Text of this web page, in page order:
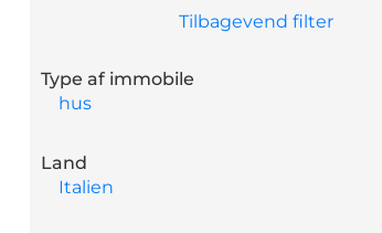
Tilbagevend filter
Type af immobile
hus
Land
Italien